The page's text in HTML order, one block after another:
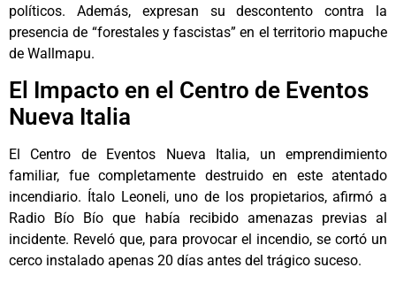
políticos. Además, expresan su descontento contra la
presencia de “forestales y fascistas” en el territorio mapuche
de Wallmapu.
El Impacto en el Centro de Eventos
Nueva Italia
El Centro de Eventos Nueva Italia, un emprendimiento
familiar, fue completamente destruido en este atentado
incendiario. Ítalo Leoneli, uno de los propietarios, afirmó a
Radio Bío Bío que había recibido amenazas previas al
incidente. Reveló que, para provocar el incendio, se cortó un
cerco instalado apenas 20 días antes del trágico suceso.